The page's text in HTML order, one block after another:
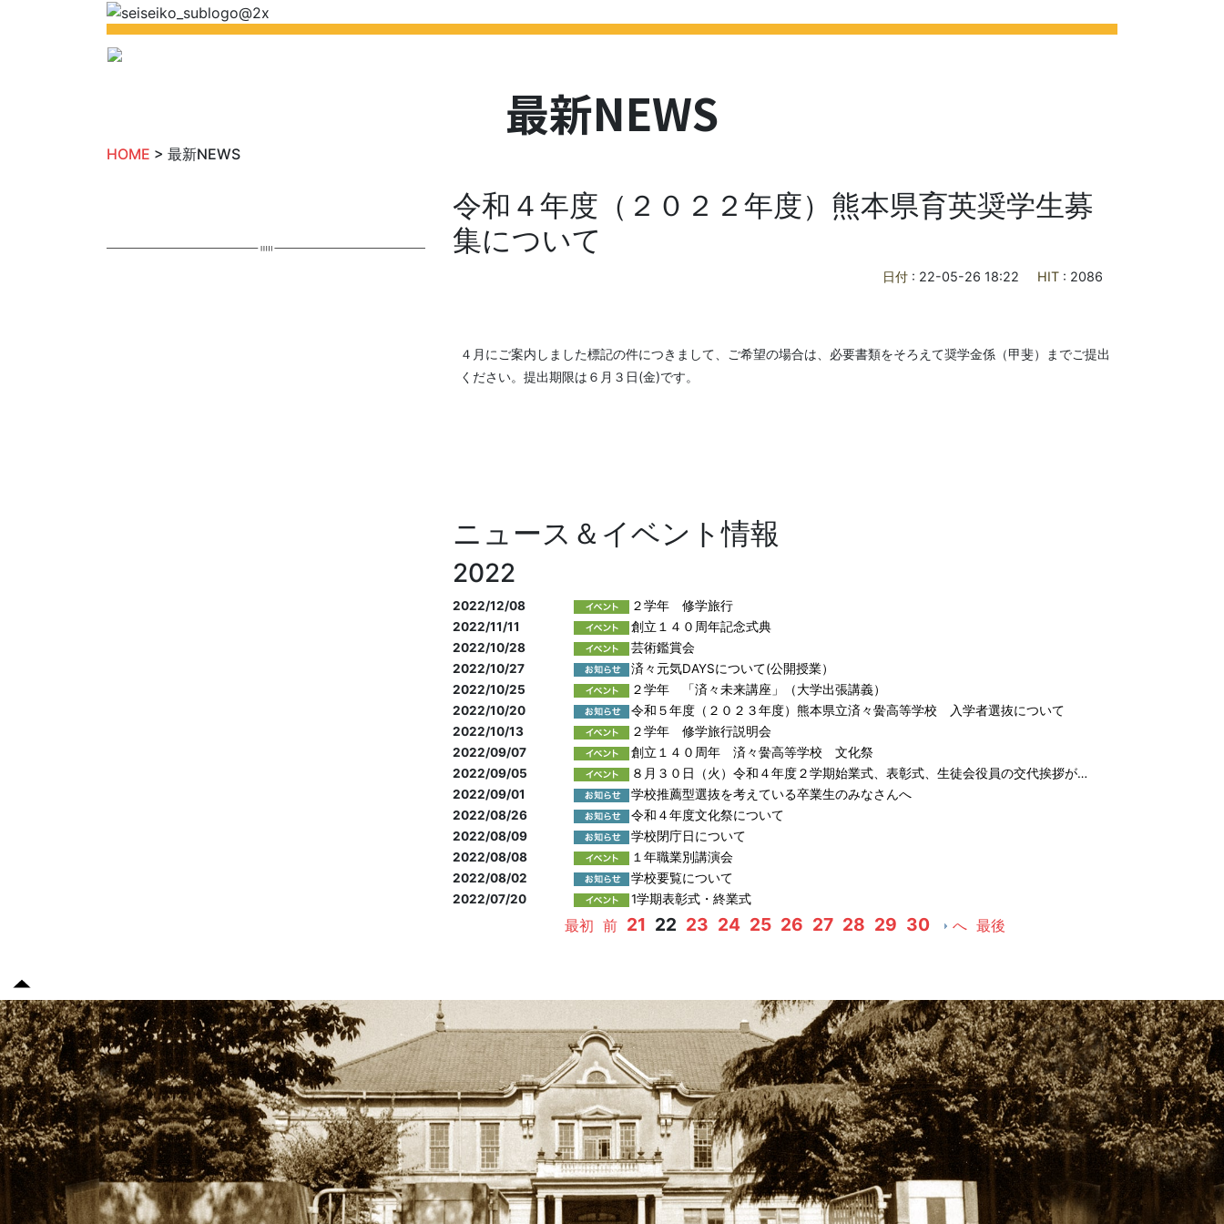
最新NEWS
HOME > 最新NEWS
令和４年度（２０２２年度）熊本県育英奨学生募
集について
日付 : 22-05-26 18:22 HIT : 2086
４月にご案内しました標記の件につきまして、ご希望の場合は、必要書類をそろえて奨学金係（甲斐）までご提出
ください。提出期限は６月３日(金)です。
ニュース＆イベント情報
2022
2022/12/08
２学年 修学旅行
2022/11/11
創立１４０周年記念式典
2022/10/28
芸術鑑賞会
2022/10/27
済々元気DAYSについて(公開授業）
2022/10/25
２学年 「済々未来講座」（大学出張講義）
2022/10/20
令和５年度（２０２３年度）熊本県立済々黌高等学校 入学者選抜について
2022/10/13
２学年 修学旅行説明会
2022/09/07
創立１４０周年 済々黌高等学校 文化祭
2022/09/05
８月３０日（火）令和４年度２学期始業式、表彰式、生徒会役員の交代挨拶が…
2022/09/01
学校推薦型選抜を考えている卒業生のみなさんへ
2022/08/26
令和４年度文化祭について
2022/08/09
学校閉庁日について
2022/08/08
１年職業別講演会
2022/08/02
学校要覧について
2022/07/20
1学期表彰式・終業式
最初 前 21 22 23 24 25 26 27 28 29 30 へ 最後